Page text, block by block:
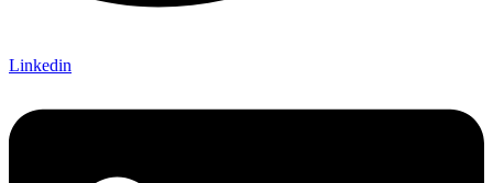
Linkedin